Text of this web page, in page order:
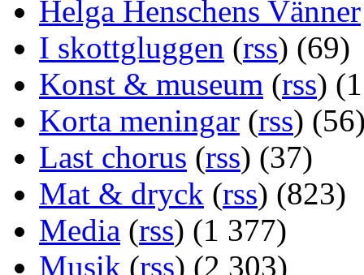
Helga Henschens Vänner
I skottgluggen (rss) (69)
Konst & museum (rss)
Korta meningar (rss)
Last chorus (rss) (37)
Mat & dryck (rss) (823)
Media (rss) (1 377)
Musik (rss) (2 303)